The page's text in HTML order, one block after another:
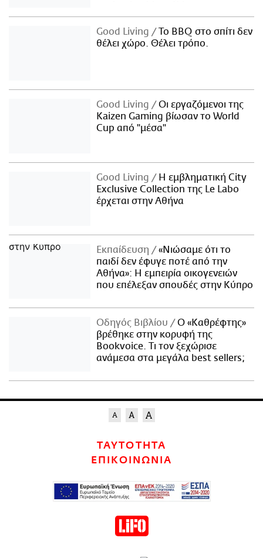
Good Living
Το BBQ στο σπίτι δεν
θέλει χώρο. Θέλει τρόπο.
Good Living
Οι εργαζόμενοι της
Kaizen Gaming βίωσαν το World
Cup από "μέσα"
Good Living
Η εμβληματική City
Exclusive Collection της Le Labo
έρχεται στην Αθήνα
Εκπαίδευση
«Νιώσαμε ότι το
παιδί δεν έφυγε ποτέ από την
Αθήνα»: Η εμπειρία οικογενειών
που επέλεξαν σπουδές στην Κύπρο
Οδηγός Βιβλίου
Ο «Καθρέφτης»
βρέθηκε στην κορυφή της
Bookvoice. Τι τον ξεχώρισε
ανάμεσα στα μεγάλα best sellers;
ΤΑΥΤΟΤΗΤΑ
ΕΠΙΚΟΙΝΩΝΙΑ